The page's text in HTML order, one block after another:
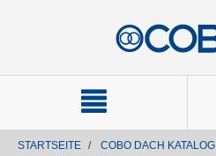
STARTSEITE COBO DACH KATALOG